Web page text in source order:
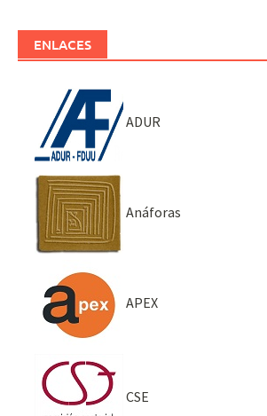
ENLACES
ADUR
Anáforas
APEX
CSE